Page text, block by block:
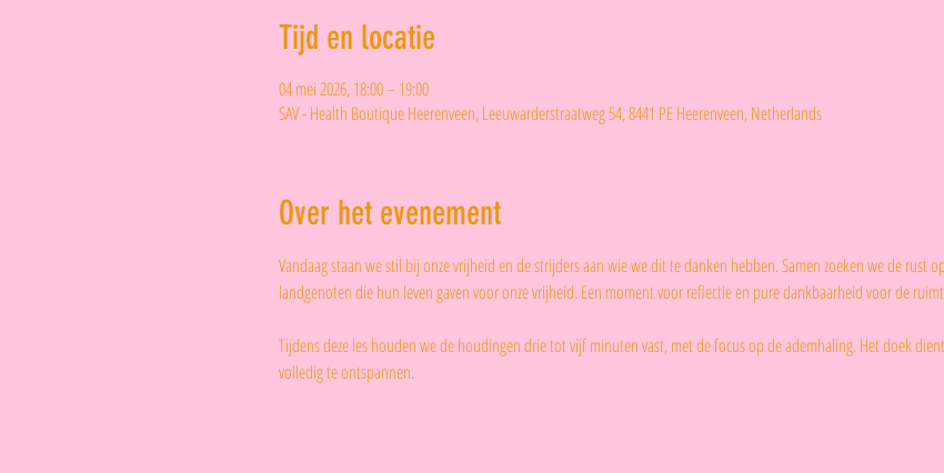
Tijd en locatie
04 mei 2026, 18:00 – 19:00
SAV - Health Boutique Heerenveen, Leeuwarderstraatweg 54, 8441 PE Heerenveen, Netherlands
Over het evenement
Vandaag staan we stil bij onze vrijheid en de strijders aan wie we dit te danken hebben. Samen zoeken we de rust
landgenoten die hun leven gaven voor onze vrijheid. Een moment voor reflectie en pure dankbaarheid voor de
Tijdens deze les houden we de houdingen drie tot vijf minuten vast, met de focus op de ademhaling. Het doek
volledig te ontspannen.